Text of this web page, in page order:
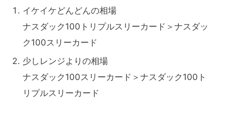
イケイケどんどんの相場
ナスダック100トリプルスリーカード＞ナスダッ
ク100スリーカード
少しレンジよりの相場
ナスダック100スリーカード＞ナスダック100ト
リプルスリーカード